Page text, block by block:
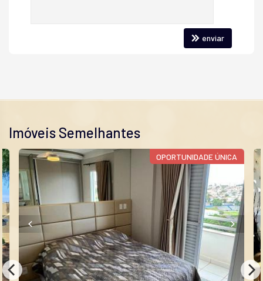
Portão Eletrônico
enviar
Imóveis Semelhantes
OPORTUNIDADE ÚNICA